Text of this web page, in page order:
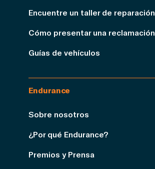
Encuentre un taller de reparación
Cómo presentar una reclamación
Guías de vehículos
Endurance
Sobre nosotros
¿Por qué Endurance?
Premios y Prensa